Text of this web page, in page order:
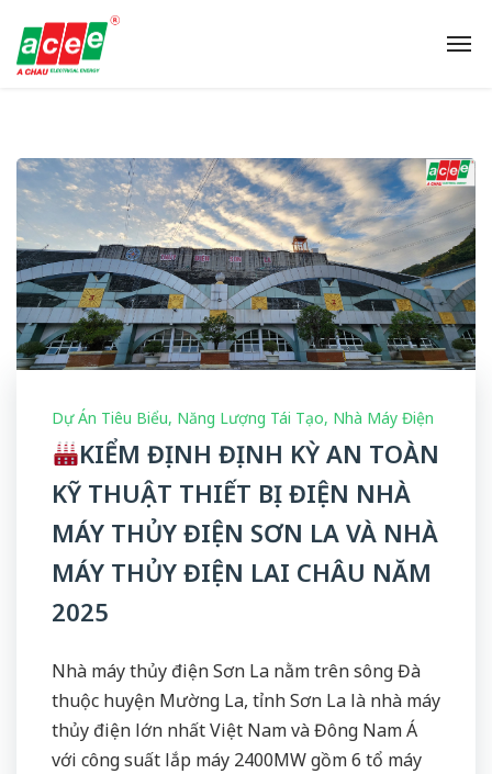
Dự Án Tiêu Biểu, Năng Lượng Tái Tạo, Nhà Máy Điện
KIỂM ĐỊNH ĐỊNH KỲ AN TOÀN
KỸ THUẬT THIẾT BỊ ĐIỆN NHÀ
MÁY THỦY ĐIỆN SƠN LA VÀ NHÀ
MÁY THỦY ĐIỆN LAI CHÂU NĂM
2025
Nhà máy thủy điện Sơn La nằm trên sông Đà
thuộc huyện Mường La, tỉnh Sơn La là nhà máy
thủy điện lớn nhất Việt Nam và Đông Nam Á
với công suất lắp máy 2400MW gồm 6 tổ máy